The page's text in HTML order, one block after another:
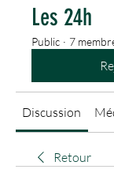
Les 24h
Public · 7
Discussion
Retour